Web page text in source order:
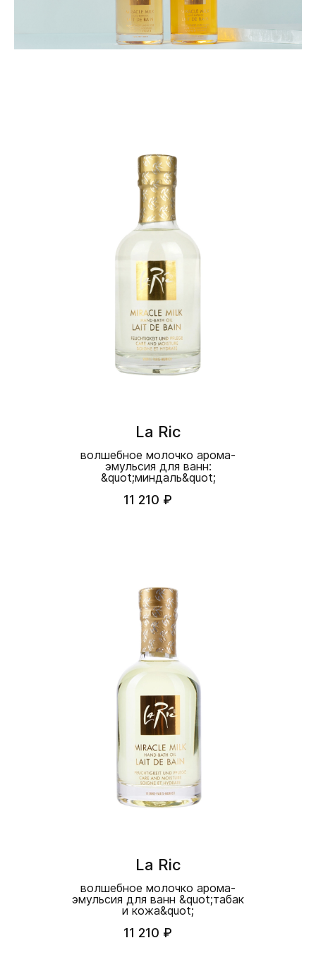
La Ric
волшебное молочко арома-
эмульсия для ванн:
&quot;миндаль&quot;
11 210 ₽
La Ric
волшебное молочко арома-
эмульсия для ванн &quot;табак
и кожа&quot;
11 210 ₽